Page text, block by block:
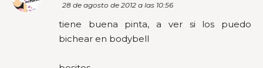
28 de agosto de 2012 a las 10:56
tiene buena pinta, a ver si los puedo
bichear en bodybell